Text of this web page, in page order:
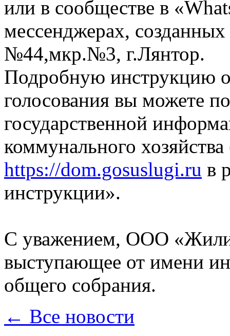
или в сообществе в
мессенджерах,
№44,мкр.№3, г.Лянтор.
Подробную инструкцию
голосования вы можете
государственной
коммунального
https://dom.gosuslugi.ru в
инструкции».
С уважением, ООО
выступающее от имени
общего собрания.
← Все новости